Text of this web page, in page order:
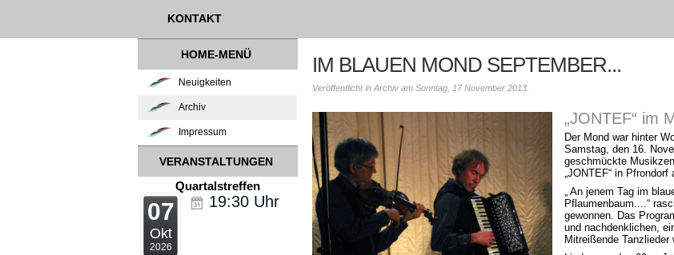
KONTAKT
HOME-MENÜ
Neuigkeiten
Archiv
Impressum
VERANSTALTUNGEN
Quartalstreffen
07
Okt
2026
19:30 Uhr
IM BLAUEN MOND SEPTEMBER...
Veröffentlicht in Archiv am Sonntag, 17 November 2013.
„JONTEF“ im
Der Mond war hinter
Samstag, den 16.
geschmückte
„JONTEF“ in Pfrondorf
„ An jenem Tag im
Pflaumenbaum....“
gewonnen. Das
und nachdenklichen,
Mitreißende